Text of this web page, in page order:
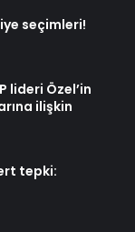
seçimleri!
lideri Özel’in
ilişkin
tepki: